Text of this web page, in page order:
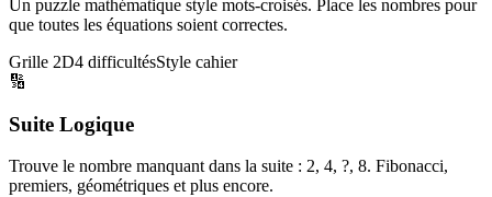
Un puzzle mathématique style mots-croisés. Place les nombres pour
que toutes les équations soient correctes.
Grille 2D4 difficultésStyle cahier
🔢
Suite Logique
Trouve le nombre manquant dans la suite : 2, 4, ?, 8. Fibonacci,
premiers, géométriques et plus encore.